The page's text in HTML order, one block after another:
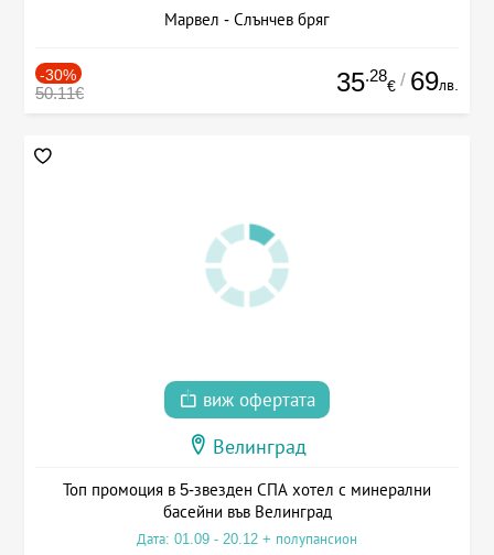
Марвел - Слънчев бряг
-30%
50.11€ 35.28
€ / 69лв.
виж офертата
Велинград
Топ промоция в 5-звезден СПА хотел с минерални
басейни във Велинград
Дата: 01.09 - 20.12 + полупансион